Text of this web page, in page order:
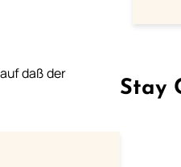
daß der
Stay